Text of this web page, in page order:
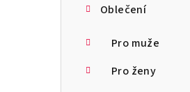
Oblečení
Pro muže
Pro ženy